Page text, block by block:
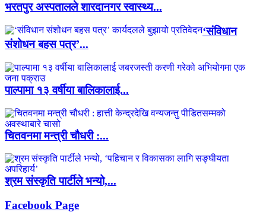
भरतपुर अस्पतालले शारदानगर स्वास्थ्य...
‘संविधान
संशोधन बहस पत्र’...
पाल्पामा १३ वर्षीया बालिकालाई...
चितवनमा मन्त्री चौधरी :...
श्रम संस्कृति पार्टीले भन्यो,...
Facebook Page